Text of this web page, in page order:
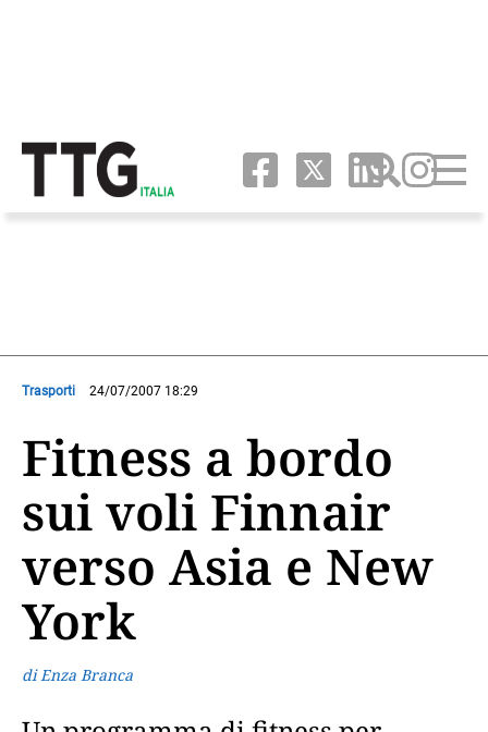
Trasporti 24/07/2007 18:29
Fitness a bordo
sui voli Finnair
verso Asia e New
York
di Enza Branca